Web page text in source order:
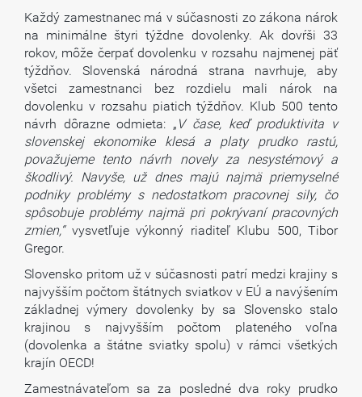
Každý zamestnanec má v súčasnosti zo zákona nárok
na minimálne štyri týždne dovolenky. Ak dovŕši 33
rokov, môže čerpať dovolenku v rozsahu najmenej päť
týždňov. Slovenská národná strana navrhuje, aby
všetci zamestnanci bez rozdielu mali nárok na
dovolenku v rozsahu piatich týždňov. Klub 500 tento
návrh dôrazne odmieta: „ V čase, keď produktivita v
slovenskej ekonomike klesá a platy prudko rastú,
považujeme tento návrh novely za nesystémový a
škodlivý. Navyše, už dnes majú najmä priemyselné
podniky problémy s nedostatkom pracovnej sily, čo
spôsobuje problémy najmä pri pokrývaní pracovných
zmien,“ vysvetľuje výkonný riaditeľ Klubu 500, Tibor
Gregor.
Slovensko pritom už v súčasnosti patrí medzi krajiny s
najvyšším počtom štátnych sviatkov v EÚ a navýšením
základnej výmery dovolenky by sa Slovensko stalo
krajinou s najvyšším počtom plateného voľna
(dovolenka a štátne sviatky spolu) v rámci všetkých
krajín OECD!
Zamestnávateľom sa za posledné dva roky prudko